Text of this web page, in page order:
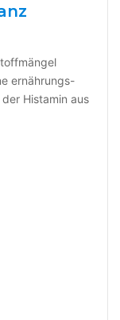
ernährungs-
Histamin aus